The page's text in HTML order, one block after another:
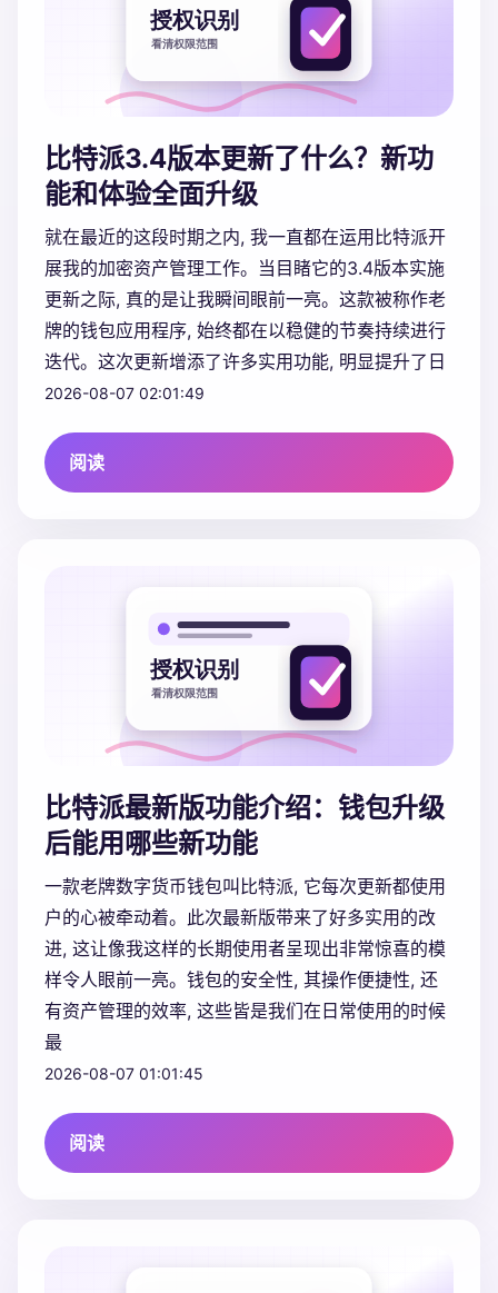
比特派3.4版本更新了什么？新功
能和体验全面升级
就在最近的这段时期之内, 我一直都在运用比特派开
展我的加密资产管理工作。当目睹它的3.4版本实施
更新之际, 真的是让我瞬间眼前一亮。这款被称作老
牌的钱包应用程序, 始终都在以稳健的节奏持续进行
迭代。这次更新增添了许多实用功能, 明显提升了日
2026-08-07 02:01:49
阅读
比特派最新版功能介绍：钱包升级
后能用哪些新功能
一款老牌数字货币钱包叫比特派, 它每次更新都使用
户的心被牵动着。此次最新版带来了好多实用的改
进, 这让像我这样的长期使用者呈现出非常惊喜的模
样令人眼前一亮。钱包的安全性, 其操作便捷性, 还
有资产管理的效率, 这些皆是我们在日常使用的时候
最
2026-08-07 01:01:45
阅读